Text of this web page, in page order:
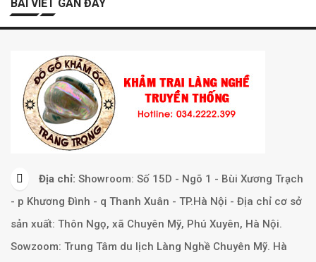
BÀI VIẾT GẦN ĐÂY
Địa chỉ: Showroom: Số 15D - Ngõ 1 - Bùi Xương Trạch
- p Khương Đình - q Thanh Xuân - TP.Hà Nội - Địa chỉ cơ sở
sản xuất: Thôn Ngọ, xã Chuyên Mỹ, Phú Xuyên, Hà Nội.
Sowzoom: Trung Tâm du lịch Làng Nghề Chuyên Mỹ. Hà